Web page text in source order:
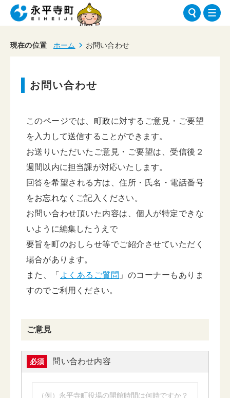
現在の位置 ホーム お問い合わせ
お問い合わせ
このページでは、町政に対するご意見・ご要望
を入力して送信することができます。
お送りいただいたご意見・ご要望は、受信後２
週間以内に担当課が対応いたします。
回答を希望される方は、住所・氏名・電話番号
をお忘れなくご記入ください。
お問い合わせ頂いた内容は、個人が特定できな
いように編集したうえで
要旨を町のおしらせ等でご紹介させていただく
場合があります。
また、「 よくあるご質問 」のコーナーもありま
すのでご利用ください。
ご意見
必須 問い合わせ内容